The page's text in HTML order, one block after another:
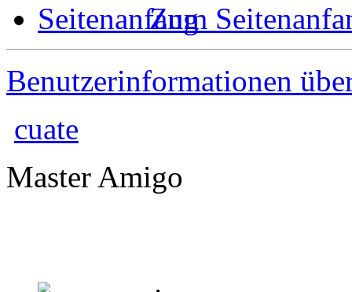
Zum
Benutzerinformationen
cuate
Master Amigo